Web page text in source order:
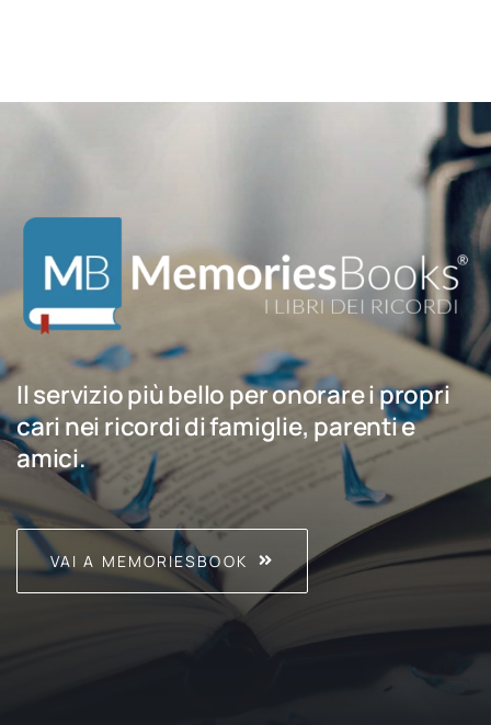
Il servizio più bello per onorare i propri
cari nei ricordi di famiglie, parenti e
amici.
VAI A MEMORIESBOOK